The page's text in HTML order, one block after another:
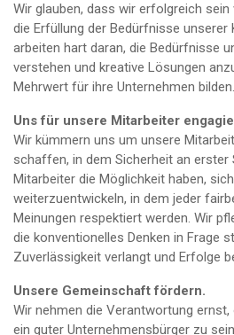
Wir glauben, dass wir erfolgreich
die Erfüllung der Bedürfnisse unserer
arbeiten hart daran, die Bedürfnisse
verstehen und kreative Lösungen
Mehrwert für ihre Unternehmen bilden.
Uns für unsere Mitarbeiter
Wir kümmern uns um unsere
schaffen, in dem Sicherheit an erster
Mitarbeiter die Möglichkeit haben,
weiterzuentwickeln, in dem jeder
Meinungen respektiert werden. Wir
die konventionelles Denken in Frage
Zuverlässigkeit verlangt und Erfolge
Unsere Gemeinschaft fördern.
Wir nehmen die Verantwortung
ein guter Unternehmensbürger zu